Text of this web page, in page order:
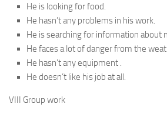
He is looking for food.
He hasn’t any problems in his work.
He is searching for information about
He faces a lot of danger from the
He hasn’t any equipment .
He doesn’t like his job at all.
VIII Group work